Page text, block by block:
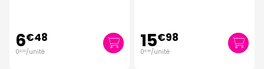
6€48
0€22/unité 15€98
0€ 18/unité